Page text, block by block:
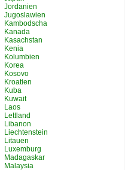
Jordanien
Jugoslawien
Kambodscha
Kanada
Kasachstan
Kenia
Kolumbien
Korea
Kosovo
Kroatien
Kuba
Kuwait
Laos
Lettland
Libanon
Liechtenstein
Litauen
Luxemburg
Madagaskar
Malaysia